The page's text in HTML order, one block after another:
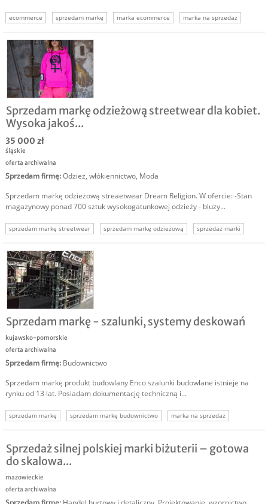
ecommerce sprzedam markę marka ecommerce marka na sprzedaż
Sprzedam markę odzieżową streetwear dla kobiet.
Wysoka jakoś...
35 000 zł
śląskie
oferta archiwalna
Sprzedam firmę:Odzież, włókiennictwo, Moda
Sprzedam markę odzieżową streaetwear Dream Religion. W ofercie: -Stan
magazynowy ponad 700 sztuk wysokogatunkowej odzieży - bluzy...
sprzedam markę streetwear sprzedam markę odzieżową
sprzedaż marki
marka na sprzedaż
Sprzedam markę - szalunki, systemy deskowań
kujawsko-pomorskie
oferta archiwalna
Sprzedam firmę: Budownictwo
Sprzedam markę produkt budowlany Enco szalunki budowlane istnieje na
rynku od 13 lat. Posiadam dokumentację techniczną i...
sprzedam markę sprzedam markę budownictwo marka na sprzedaż
Sprzedaż silnej polskiej marki biżuterii – gotowa
do skalowa...
mazowieckie
oferta archiwalna